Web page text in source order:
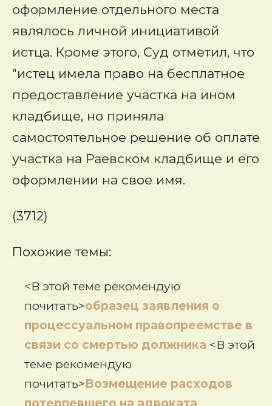
оформление отдельного места
являлось личной инициативой
истца. Кроме этого, Суд отметил, что
"истец имела право на бесплатное
предоставление участка на ином
кладбище, но приняла
самостоятельное решение об оплате
участка на Раевском кладбище и его
оформлении на свое имя.
(3712)
Похожие темы:
<В этой теме рекомендую
почитать>образец заявления о
процессуальном правопреемстве в
связи со смертью должника <В этой
теме рекомендую
почитать>Возмещение расходов